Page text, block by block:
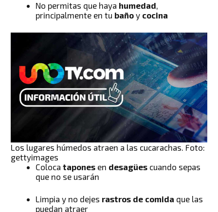
No permitas que haya humedad,
principalmente en tu bañoy cocina
Los lugares húmedos atraen a las cucarachas. Foto:
gettyimages
Colocatapones en desagües cuando sepas
que no se usarán
Limpia y no dejes rastros de comida que las
puedan atraer